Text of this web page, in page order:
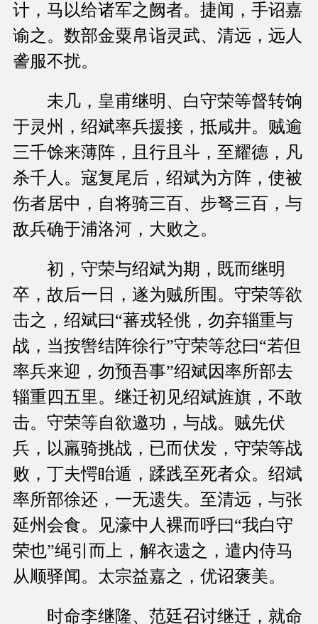
计，马以给诸军之阙者。捷闻，手诏嘉
谕之。数部金粟帛诣灵武、清远，远人
詟服不扰。
未几，皇甫继明、白守荣等督转饷
于灵州，绍斌率兵援接，抵咸井。贼逾
三千馀来薄阵，且行且斗，至耀德，凡
杀千人。寇复尾后，绍斌为方阵，使被
伤者居中，自将骑三百、步弩三百，与
敌兵确于浦洛河，大败之。
初，守荣与绍斌为期，既而继明
卒，故后一日，遂为贼所围。守荣等欲
击之，绍斌曰“蕃戎轻佻，勿弃辎重与
战，当按辔结阵徐行”守荣等忿曰“若但
率兵来迎，勿预吾事”绍斌因率所部去
辎重四五里。继迁初见绍斌旌旗，不敢
击。守荣等自欲邀功，与战。贼先伏
兵，以羸骑挑战，已而伏发，守荣等战
败，丁夫愕眙遁，蹂践至死者众。绍斌
率所部徐还，一无遗失。至清远，与张
延州会食。见濠中人裸而呼曰“我白守
荣也”绳引而上，解衣遗之，遣内侍马
从顺驿闻。太宗益嘉之，优诏褒美。
时命李继隆、范廷召讨继迁，就命